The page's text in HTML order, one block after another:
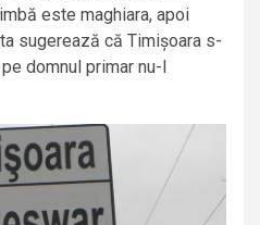
este maghiara, apoi
sugerează că Timișoara s-
domnul primar nu-l